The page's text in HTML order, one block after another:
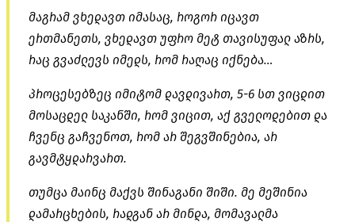
მაგრამ ვხედავთ იმასაც, როგორ იცავთ
ერთმანეთს, ვხედავთ უფრო მეტ თავისუფალ აზრს,
რაც გვაძლევს იმედს, რომ რაღაც იქნება…
პროცესებზეც იმიტომ დავდივართ, 5-6 სთ ვიცდით
მოსაცდელ საკანში, რომ ვიცით, აქ გველოდებით და
ჩვენც გაჩვენოთ, რომ არ შეგვშინებია, არ
გავმტყდარვართ.
თუმცა მაინც მაქვს შინაგანი შიში. მე მეშინია
დამარცხების, რადგან არ მინდა, მომავალმა